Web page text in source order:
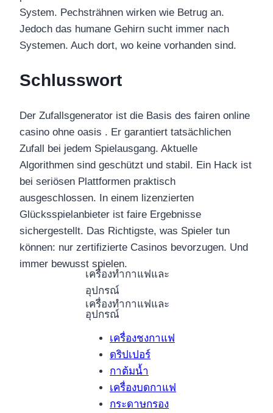
เครื่องทำกาแฟและ
อุปกรณ์
เครื่องทำกาแฟและ
อุปกรณ์
เครื่องชงกาแฟ
ดริปเปอร์
กาต้มน้ำ
เครื่องบดกาแฟ
กระดาษกรอง
System. Pechsträhnen wirken wie Betrug an.
Jedoch das humane Gehirn sucht immer nach
Systemen. Auch dort, wo keine vorhanden sind.
Schlusswort
Der Zufallsgenerator ist die Basis des fairen online
casino ohne oasis . Er garantiert tatsächlichen
Zufall bei jedem Spielausgang. Aktuelle
Algorithmen sind geschützt und stabil. Ein Hack ist
bei seriösen Plattformen praktisch
ausgeschlossen. In einem lizenzierten
Glücksspielanbieter ist faire Ergebnisse
sichergestellt. Das Richtigste, was Spieler tun
können: nur zertifizierte Casinos bevorzugen. Und
immer bewusst spielen.